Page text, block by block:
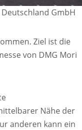
GmbH
Ziel ist die
von DMG Mori
Nähe der
anderen kann ein